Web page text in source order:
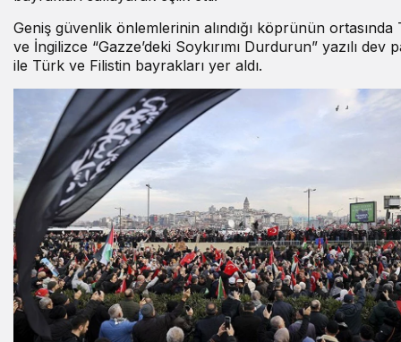
Geniş güvenlik önlemlerinin alındığı köprünün ortasında
ve İngilizce “Gazze’deki Soykırımı Durdurun” yazılı dev
ile Türk ve Filistin bayrakları yer aldı.